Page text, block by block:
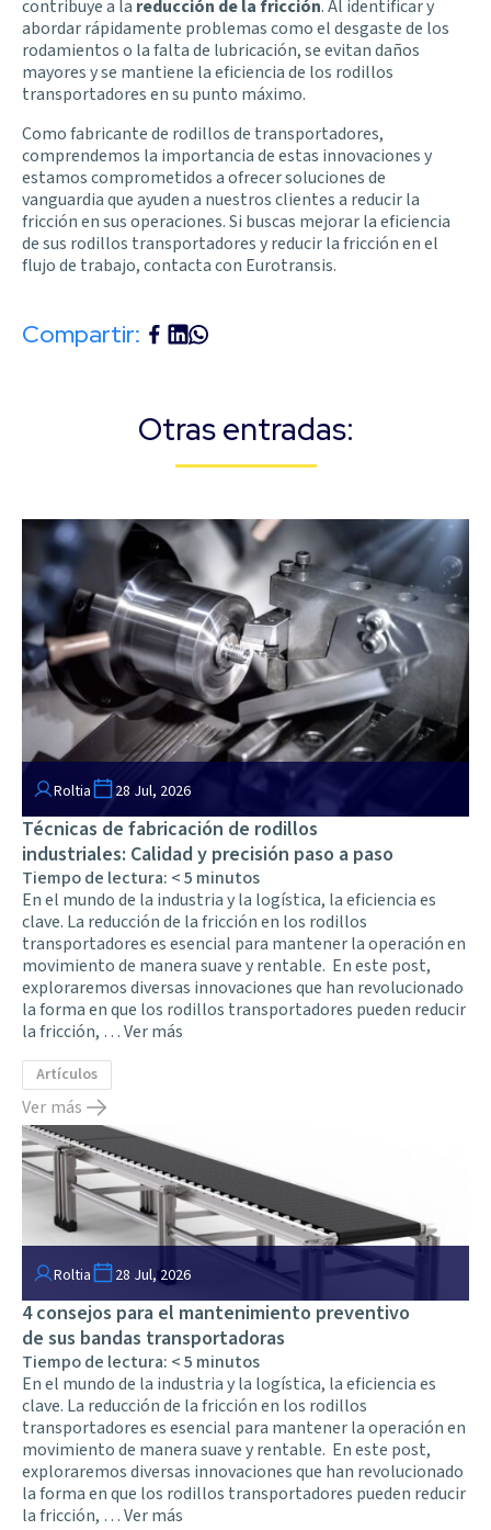
contribuye a la reducción de la fricción. Al identificar y
abordar rápidamente problemas como el desgaste de los
rodamientos o la falta de lubricación, se evitan daños
mayores y se mantiene la eficiencia de los rodillos
transportadores en su punto máximo.
Como fabricante de rodillos de transportadores,
comprendemos la importancia de estas innovaciones y
estamos comprometidos a ofrecer soluciones de
vanguardia que ayuden a nuestros clientes a reducir la
fricción en sus operaciones. Si buscas mejorar la eficiencia
de sus rodillos transportadores y reducir la fricción en el
flujo de trabajo, contacta con Eurotransis.
Compartir:
Otras entradas:
Roltia 28 Jul, 2026
Técnicas de fabricación de rodillos
industriales: Calidad y precisión paso a paso
Tiempo de lectura: < 5 minutos
En el mundo de la industria y la logística, la eficiencia es
clave. La reducción de la fricción en los rodillos
transportadores es esencial para mantener la operación en
movimiento de manera suave y rentable. En este post,
exploraremos diversas innovaciones que han revolucionado
la forma en que los rodillos transportadores pueden reducir
la fricción, …Ver más
Artículos
Ver más
Roltia 28 Jul, 2026
4 consejos para el mantenimiento preventivo
de sus bandas transportadoras
Tiempo de lectura: < 5 minutos
En el mundo de la industria y la logística, la eficiencia es
clave. La reducción de la fricción en los rodillos
transportadores es esencial para mantener la operación en
movimiento de manera suave y rentable. En este post,
exploraremos diversas innovaciones que han revolucionado
la forma en que los rodillos transportadores pueden reducir
la fricción, …Ver más